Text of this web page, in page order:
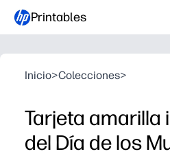
Printables
Inicio>Colecciones>
Tarjeta amarilla
del Día de los